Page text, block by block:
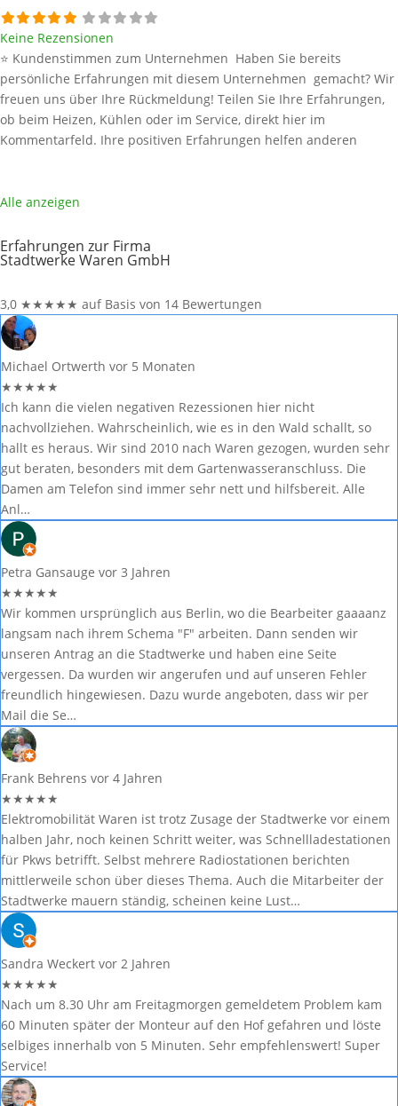
Keine Rezensionen
⭐ Kundenstimmen zum Unternehmen Haben Sie bereits
persönliche Erfahrungen mit diesem Unternehmen gemacht? Wir
freuen uns über Ihre Rückmeldung! Teilen Sie Ihre Erfahrungen,
ob beim Heizen, Kühlen oder im Service, direkt hier im
Kommentarfeld. Ihre positiven Erfahrungen helfen anderen
und bleibenWeiterlesen …
Alle anzeigen
Erfahrungen zur Firma
Stadtwerke Waren GmbH
3,0 ★★★★★ auf Basis von 14 Bewertungen
Michael Ortwerth vor 5 Monaten
★★★★★
Ich kann die vielen negativen Rezessionen hier nicht
nachvollziehen. Wahrscheinlich, wie es in den Wald schallt, so
hallt es heraus. Wir sind 2010 nach Waren gezogen, wurden sehr
gut beraten, besonders mit dem Gartenwasseranschluss. Die
Damen am Telefon sind immer sehr nett und hilfsbereit. Alle
Anl…
Petra Gansauge vor 3 Jahren
★★★★★
Wir kommen ursprünglich aus Berlin, wo die Bearbeiter gaaaanz
langsam nach ihrem Schema "F" arbeiten. Dann senden wir
unseren Antrag an die Stadtwerke und haben eine Seite
vergessen. Da wurden wir angerufen und auf unseren Fehler
freundlich hingewiesen. Dazu wurde angeboten, dass wir per
Mail die Se…
Frank Behrens vor 4 Jahren
★★★★★
Elektromobilität Waren ist trotz Zusage der Stadtwerke vor einem
halben Jahr, noch keinen Schritt weiter, was Schnellladestationen
für Pkws betrifft. Selbst mehrere Radiostationen berichten
mittlerweile schon über dieses Thema. Auch die Mitarbeiter der
Stadtwerke mauern ständig, scheinen keine Lust…
Sandra Weckert vor 2 Jahren
★★★★★
Nach um 8.30 Uhr am Freitagmorgen gemeldetem Problem kam
60 Minuten später der Monteur auf den Hof gefahren und löste
selbiges innerhalb von 5 Minuten. Sehr empfehlenswert! Super
Service!